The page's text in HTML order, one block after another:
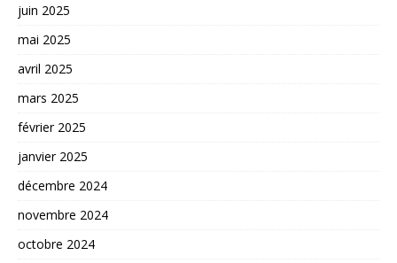
juin 2025
mai 2025
avril 2025
mars 2025
février 2025
janvier 2025
décembre 2024
novembre 2024
octobre 2024